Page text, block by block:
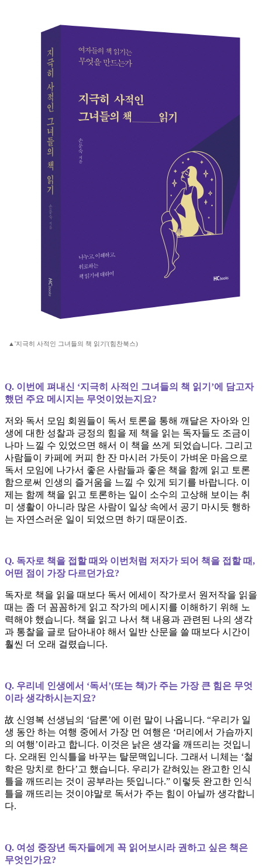
▲'지극히 사적인 그녀들의 책 읽기'(힘찬북스)
Q. 이번에 펴내신 ‘지극히 사적인 그녀들의 책 읽기’에 담고자
했던 주요 메시지는 무엇이었는지요?
저와 독서 모임 회원들이 독서 토론을 통해 깨달은 자아와 인
생에 대한 성찰과 긍정의 힘을 제 책을 읽는 독자들도 조금이
나마 느낄 수 있었으면 해서 이 책을 쓰게 되었습니다. 그리고
사람들이 카페에 커피 한 잔 마시러 가듯이 가벼운 마음으로
독서 모임에 나가서 좋은 사람들과 좋은 책을 함께 읽고 토론
함으로써 인생의 즐거움을 느낄 수 있게 되기를 바랍니다. 이
제는 함께 책을 읽고 토론하는 일이 소수의 고상해 보이는 취
미 생활이 아니라 많은 사람이 일상 속에서 공기 마시듯 행하
는 자연스러운 일이 되었으면 하기 때문이죠.
Q. 독자로 책을 접할 때와 이번처럼 저자가 되어 책을 접할 때,
어떤 점이 가장 다르던가요?
독자로 책을 읽을 때보다 독서 에세이 작가로서 원저작을 읽을
때는 좀 더 꼼꼼하게 읽고 작가의 메시지를 이해하기 위해 노
력해야 했습니다. 책을 읽고 나서 책 내용과 관련된 나의 생각
과 통찰을 글로 담아내야 해서 일반 산문을 쓸 때보다 시간이
훨씬 더 오래 걸렸습니다.
Q. 우리네 인생에서 ‘독서’(또는 책)가 주는 가장 큰 힘은 무엇
이라 생각하시는지요?
故 신영복 선생님의 ‘담론’에 이런 말이 나옵니다. “우리가 일
생 동안 하는 여행 중에서 가장 먼 여행은 ‘머리에서 가슴까지
의 여행’이라고 합니다. 이것은 낡은 생각을 깨뜨리는 것입니
다. 오래된 인식틀을 바꾸는 탈문맥입니다. 그래서 니체는 ‘철
학은 망치로 한다’고 했습니다. 우리가 갇혀있는 완고한 인식
틀을 깨뜨리는 것이 공부라는 뜻입니다.” 이렇듯 완고한 인식
틀을 깨뜨리는 것이야말로 독서가 주는 힘이 아닐까 생각합니
다.
Q. 여성 중장년 독자들에게 꼭 읽어보시라 권하고 싶은 책은
무엇인가요?